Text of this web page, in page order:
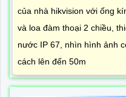
của nhà hikvision với ống
và loa đàm thoại 2 chiều,
nước IP 67, nhìn hình ảnh
cách lên đến 50m